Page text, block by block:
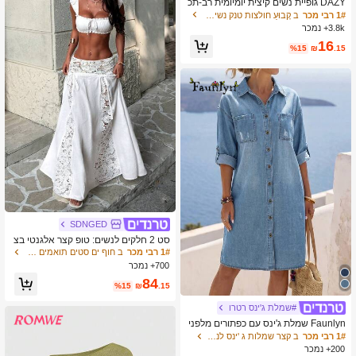
DAZY גופיית נשים קיצית יומיומית רב-תכ
ליתית בצבע אחיד
1# רבי מכר
3.8k+ נמכר
₪16.15
%15
#שמלת ג'ינס רטרו
Faunlyn שמלת ג'ינס עם כפתורים מלפני
ם וגזרה קז'ואלית יומיומית לנשים
1# רבי מכר
200+ נמכר
SDNGED
סט 2 חלקים לנשים: טופ קצר אלגנטי בצ
בע אחיד & חצאית עם טלאי תחרה, לבן
קיצי, Vacationcore
1# רבי מכר
ב חוף ים סטים תואמים של שני חלקים
700+ נמכר
₪84.15
%15